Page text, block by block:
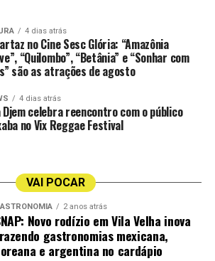
Anginha Buaiz
4 dias atrás
no Cine Sesc Glória: “Amazônia
“Quilombo”, “Betânia” e “Sonhar com
são as atrações de agosto
4 dias atrás
Djem celebra reencontro com o público
no Vix Reggae Festival
VAI POCAR
2 anos atrás
Novo rodízio em Vila Velha inova
gastronomias mexicana,
e argentina no cardápio